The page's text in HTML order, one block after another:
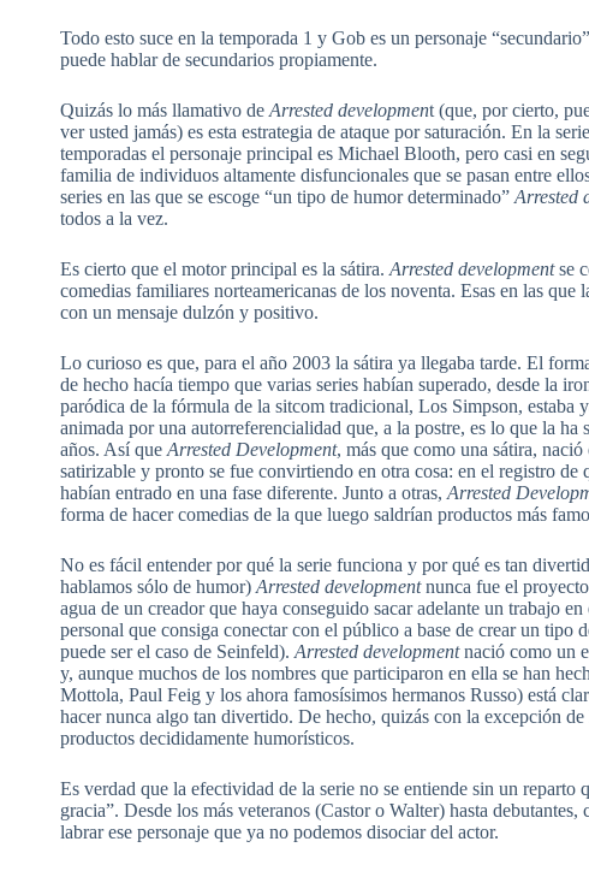
Todo esto suce en la temporada 1 y Gob es un personaje
puede hablar de secundarios propiamente.
Quizás lo más llamativo de Arrested development (que, por cierto,
ver usted jamás) es esta estrategia de ataque por saturación. En la
temporadas el personaje principal es Michael Blooth, pero casi en
familia de individuos altamente disfuncionales que se pasan entre
series en las que se escoge “un tipo de humor determinado” Arrested
todos a la vez.
Es cierto que el motor principal es la sátira. Arrested developmentse
comedias familiares norteamericanas de los noventa. Esas en las que
con un mensaje dulzón y positivo.
Lo curioso es que, para el año 2003 la sátira ya llegaba tarde. El
de hecho hacía tiempo que varias series habían superado, desde la
paródica de la fórmula de la sitcom tradicional, Los Simpson, estaba
animada por una autorreferencialidad que, a la postre, es lo que la ha
años. Así que Arrested Development, más que como una sátira,
satirizable y pronto se fue convirtiendo en otra cosa: en el registro
habían entrado en una fase diferente. Junto a otras, Arrested
forma de hacer comedias de la que luego saldrían productos más
No es fácil entender por qué la serie funciona y por qué es tan
hablamos sólo de humor) Arrested developmentnunca fue el
agua de un creador que haya conseguido sacar adelante un trabajo
personal que consiga conectar con el público a base de crear un tipo
puede ser el caso de Seinfeld). Arrested developmentnació como un
y, aunque muchos de los nombres que participaron en ella se han
Mottola, Paul Feig y los ahora famosísimos hermanos Russo) está
hacer nunca algo tan divertido. De hecho, quizás con la excepción
productos decididamente humorísticos.
Es verdad que la efectividad de la serie no se entiende sin un reparto
gracia”. Desde los más veteranos (Castor o Walter) hasta
labrar ese personaje que ya no podemos disociar del actor.